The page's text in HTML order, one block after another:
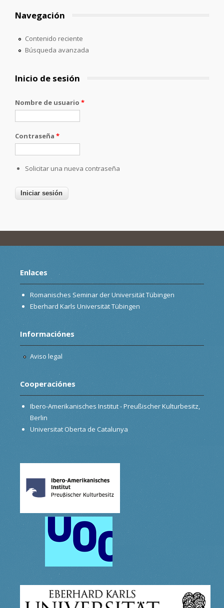
Navegación
Contenido reciente
Búsqueda avanzada
Inicio de sesión
Nombre de usuario *
Contraseña *
Solicitar una nueva contraseña
Enlaces
Romanisches Seminar der Universität Tübingen
Eberhard Karls Universität Tübingen
Informaciónes
Aviso legal
Cooperaciónes
Ibero-Amerikanisches Institut - Preußischer Kulturbesitz,
Berlin
Universitat Oberta de Catalunya